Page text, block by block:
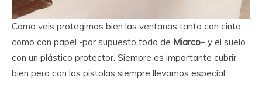
Como veis protegimos bien las ventanas tanto con cinta
como con papel -por supuesto todo de Miarco– y el suelo
con un plástico protector. Siempre es importante cubrir
bien pero con las pistolas siempre llevamos especial